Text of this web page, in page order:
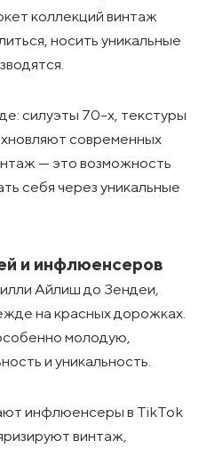
коллекций винтаж
носить уникальные
силуэты 70-х, текстуры
современных
— это возможность
себя через уникальные
и инфлюенсеров
Айлиш до Зендеи,
на красных дорожках.
молодую,
и уникальность.
инфлюенсеры в TikTok
винтаж,